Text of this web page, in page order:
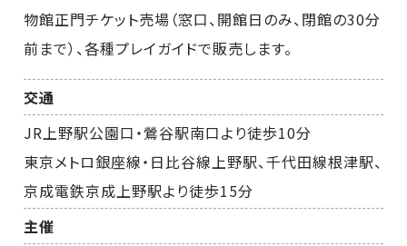
物館正門チケット売場（窓口、開館日のみ、閉館の30分
前まで）、各種プレイガイドで販売します。
交通
JR上野駅公園口・鶯谷駅南口より徒歩10分
東京メトロ銀座線・日比谷線上野駅、千代田線根津駅、
京成電鉄京成上野駅より徒歩15分
主催